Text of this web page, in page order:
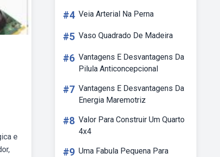
e
#4 Veia Arterial Na Perna
#5 Vaso Quadrado De Madeira
#6 Vantagens E Desvantagens Da
Pilula Anticoncepcional
#7 Vantagens E Desvantagens Da
Energia Maremotriz
#8 Valor Para Construir Um Quarto
4x4
#9 Uma Fabula Pequena Para